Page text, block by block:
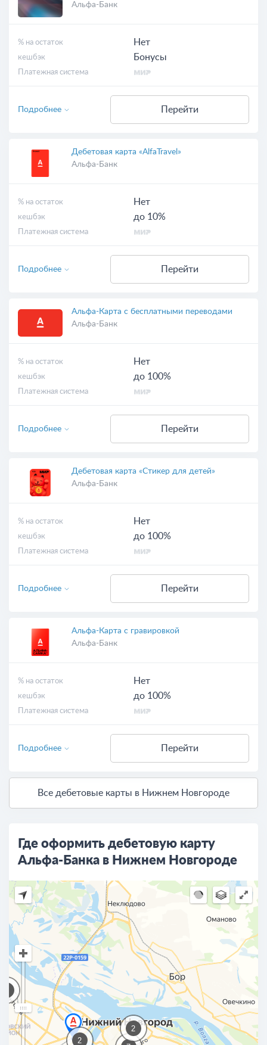
Альфа-Банк
% на остаток Нет
кешбэк Бонусы
Платежная система
Перейти
Подробнее
Дебетовая карта «AlfaTravel»
Альфа-Банк
% на остаток Нет
кешбэк до 10%
Платежная система
Перейти
Подробнее
Альфа-Карта с бесплатными переводами
Альфа-Банк
% на остаток Нет
кешбэк до 100%
Платежная система
Перейти
Подробнее
Дебетовая карта «Стикер для детей»
Альфа-Банк
% на остаток Нет
кешбэк до 100%
Платежная система
Перейти
Подробнее
Альфа-Карта с гравировкой
Альфа-Банк
% на остаток Нет
кешбэк до 100%
Платежная система
Перейти
Подробнее
Все дебетовые карты в Нижнем Новгороде
Где оформить дебетовую карту
Альфа-Банка в Нижнем Новгороде
2
2